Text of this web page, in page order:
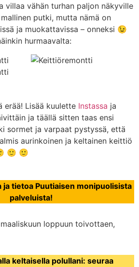
villaa vähän turhan paljon näkyville
putki, mutta nämä on
ja muokattavissa – onneksi 😉
hurmaavalta:
erää! Lisää kuulette Instassa ja
ja täällä sitten taas ensi
sormet ja varpaat pystyssä, että
aurinkoinen ja keltainen keittiö
🙂 🙂
ja tietoa Puutiaisen monipuolisista
palveluista!
loppuun toivottaen,
keltaisella polullani: seuraa